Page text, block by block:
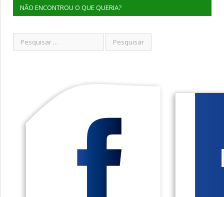
NÃO ENCONTROU O QUE QUERIA?